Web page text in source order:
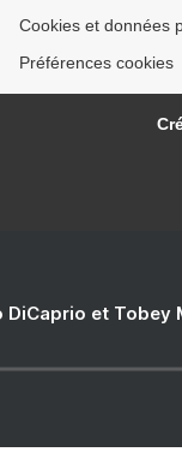
Cookies et données
Préférences cookies
DiCaprio et